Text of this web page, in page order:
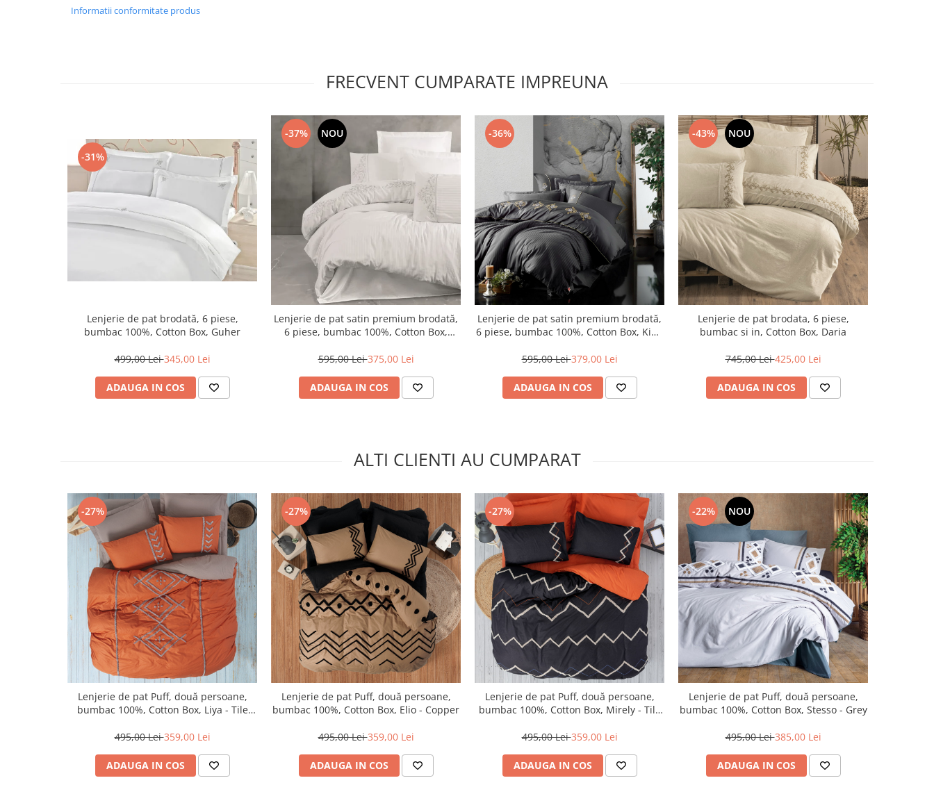
Informatii conformitate produs
FRECVENT CUMPARATE IMPREUNA
-31%
Lenjerie de pat brodată, 6 piese,
bumbac 100%, Cotton Box, Guher
499,00 Lei345,00 Lei
ADAUGA IN COS
-37% NOU
Lenjerie de pat satin premium brodată,
6 piese, bumbac 100%, Cotton Box,
595,00 Lei375,00 Lei
ADAUGA IN COS
-36%
Lenjerie de pat satin premium brodată,
6 piese, bumbac 100%, Cotton Box, King
595,00 Lei379,00 Lei
ADAUGA IN COS
-43% NOU
Lenjerie de pat brodata, 6 piese,
bumbac si in, Cotton Box, Daria
745,00 Lei425,00 Lei
ADAUGA IN COS
ALTI CLIENTI AU CUMPARAT
-27%
Lenjerie de pat Puff, două persoane,
bumbac 100%, Cotton Box, Liya - Tile
495,00 Lei359,00 Lei
ADAUGA IN COS
-27%
Lenjerie de pat Puff, două persoane,
bumbac 100%, Cotton Box, Elio - Copper
495,00 Lei359,00 Lei
ADAUGA IN COS
-27%
Lenjerie de pat Puff, două persoane,
bumbac 100%, Cotton Box, Mirely - Tile
495,00 Lei359,00 Lei
ADAUGA IN COS
-22% NOU
Lenjerie de pat Puff, două persoane,
bumbac 100%, Cotton Box, Stesso - Grey
495,00 Lei385,00 Lei
ADAUGA IN COS